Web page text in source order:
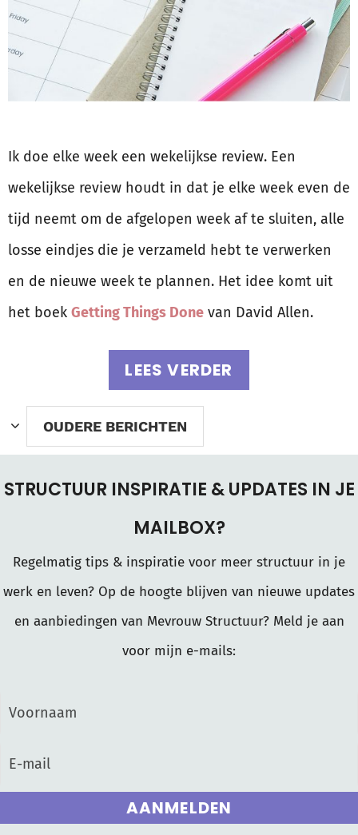
Ik doe elke week een wekelijkse review. Een
wekelijkse review houdt in dat je elke week even de
tijd neemt om de afgelopen week af te sluiten, alle
losse eindjes die je verzameld hebt te verwerken
en de nieuwe week te plannen. Het idee komt uit
het boek Getting Things Done van David Allen.
LEES VERDER
OUDERE BERICHTEN
STRUCTUUR INSPIRATIE & UPDATES IN JE
MAILBOX?
Regelmatig tips & inspiratie voor meer structuur in je
werk en leven? Op de hoogte blijven van nieuwe updates
en aanbiedingen van Mevrouw Structuur? Meld je aan
voor mijn e-mails:
AANMELDEN